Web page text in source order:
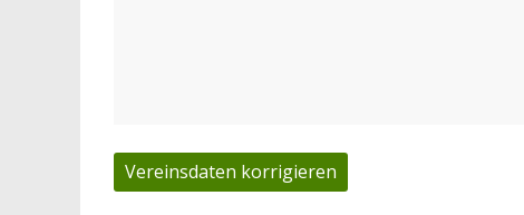
Vereinsdaten korrigieren